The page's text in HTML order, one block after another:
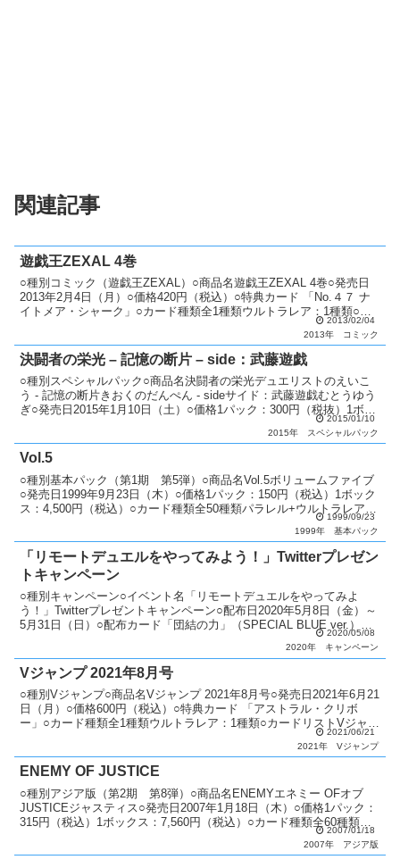
関連記事
遊戯王ZEXAL 4巻
○種別コミック（遊戯王ZEXAL）○商品名遊戯王ZEXAL 4巻○発売日
2013年2月4日（月）○価格420円（税込）○特典カード 「No.４７ ナ
イトメア・シャーク」○カード種類全1種類ウルトラレア：1種類○カ
2013/02/04
2013年
コミック
決闘者の栄光 – 記憶の断片 – side：武藤遊戯
○種別スペシャルパック○商品名決闘者の栄光デュエリストのえいこ
う - 記憶の断片きおくのだんぺん - sideサイド：武藤遊戯むとうゆう
ぎ○発売日2015年1月10日（土）○価格1パック：300円（税抜）1ボッ
2015/01/10
2015年
スペシャルパック
Vol.5
○種別基本パック（第1期 第5弾）○商品名Vol.5ボリュームファイブ
○発売日1999年9月23日（木）○価格1パック：150円（税込）1ボック
ス：4,500円（税込）○カード種類全50種類パラレル+ウルトラレア：
1999/09/23
1999年
基本パック
「リモートデュエルをやってみよう！」Twitterプレゼン
トキャンペーン
○種別キャンペーン○イベント名「リモートデュエルをやってみよ
う！」Twitterプレゼントキャンペーン○配布日2020年5月8日（金）～
5月31日（日）○配布カード「団結の力」（SPECIAL BLUE ver.）
2020/05/08
2020年
キャンペーン
Vジャンプ 2021年8月号
○種別Vジャンプ○商品名Vジャンプ 2021年8月号○発売日2021年6月21
日（月）○価格600円（税込）○特典カード 「アストラル・クリボ
ー」○カード種類全1種類ウルトラレア：1種類○カードリストVジャン
2021/06/21
2021年
Vジャンプ
ENEMY OF JUSTICE
○種別アジア版（第2期 第8弾）○商品名ENEMYエネミー OFオブ
JUSTICEジャスティス○発売日2007年1月18日（木）○価格1パック：
315円（税込）1ボックス：7,560円（税込）○カード種類全60種類ア
2007/01/18
2007年
アジア版